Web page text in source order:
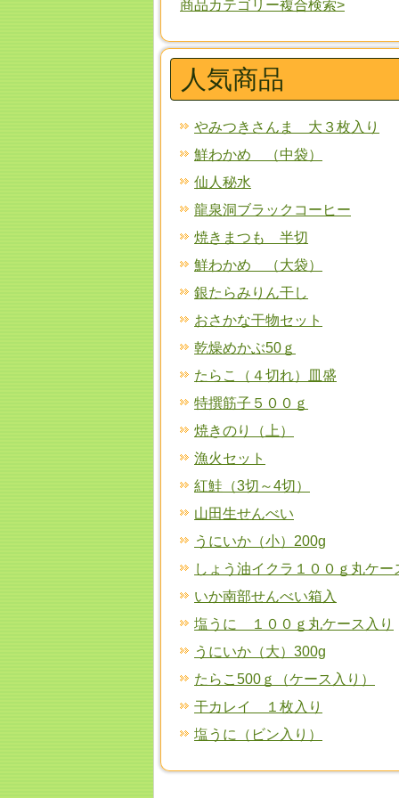
商品カテゴリー複合検索>
人気商品
やみつきさんま 大３枚入り
鮮わかめ （中袋）
仙人秘水
龍泉洞ブラックコーヒー
焼きまつも 半切
鮮わかめ （大袋）
銀たらみりん干し
おさかな干物セット
乾燥めかぶ50ｇ
たらこ（４切れ）皿盛
特撰筋子５００ｇ
焼きのり（上）
漁火セット
紅鮭（3切～4切）
山田生せんべい
うにいか（小）200g
しょう油イクラ１００ｇ丸ケー
いか南部せんべい箱入
塩うに １００ｇ丸ケース入り
うにいか（大）300g
たらこ500ｇ（ケース入り）
干カレイ １枚入り
塩うに（ビン入り）